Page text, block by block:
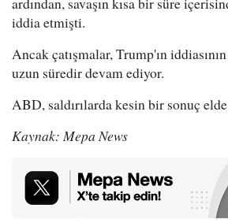
iddia etmişti.
Ancak çatışmalar, Trump'ın
uzun süredir devam ediyor.
ABD, saldırılarda kesin bir sonuç
Kaynak: Mepa News